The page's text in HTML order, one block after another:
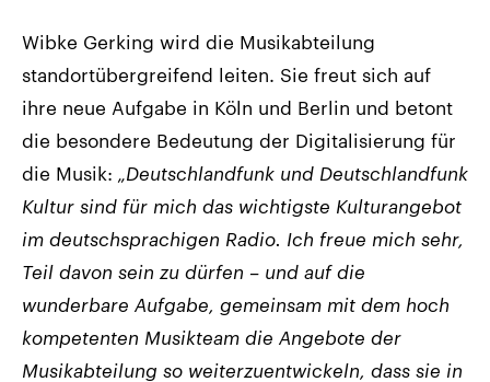
Wibke Gerking wird die Musikabteilung
standortübergreifend leiten. Sie freut sich auf
ihre neue Aufgabe in Köln und Berlin und betont
die besondere Bedeutung der Digitalisierung für
die Musik:
„Deutschlandfunk und Deutschlandfunk
Kultur sind für mich das wichtigste Kulturangebot
im deutschsprachigen Radio. Ich freue mich sehr,
Teil davon sein zu dürfen – und auf die
wunderbare Aufgabe, gemeinsam mit dem hoch
kompetenten Musikteam die Angebote der
Musikabteilung so weiterzuentwickeln, dass sie in